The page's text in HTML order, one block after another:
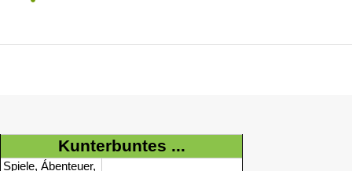
Kunterbuntes ...
Spiele, Ábenteuer,